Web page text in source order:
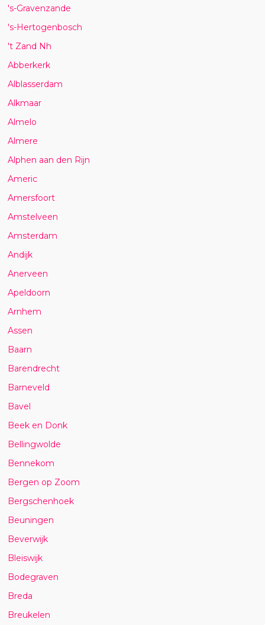
's-Gravenzande
's-Hertogenbosch
't Zand Nh
Abberkerk
Alblasserdam
Alkmaar
Almelo
Almere
Alphen aan den Rijn
Americ
Amersfoort
Amstelveen
Amsterdam
Andijk
Anerveen
Apeldoorn
Arnhem
Assen
Baarn
Barendrecht
Barneveld
Bavel
Beek en Donk
Bellingwolde
Bennekom
Bergen op Zoom
Bergschenhoek
Beuningen
Beverwijk
Bleiswijk
Bodegraven
Breda
Breukelen